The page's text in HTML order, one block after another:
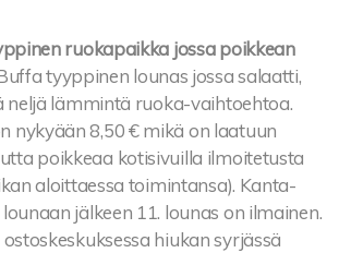
ruokapaikka jossa poikkean
tyyppinen lounas jossa salaatti,
neljä lämmintä ruoka-vaihtoehtoa.
nykyään 8,50 € mikä on laatuun
poikkeaa kotisivuilla ilmoitetusta
aloittaessa toimintansa). Kanta-
jälkeen 11. lounas on ilmainen.
hiukan syrjässä